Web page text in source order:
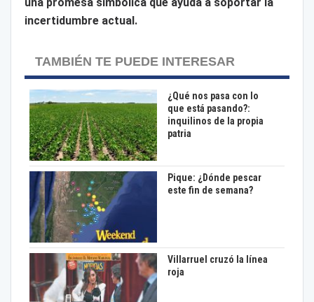
una promesa simbólica que ayuda a soportar la
incertidumbre actual.
TAMBIÉN TE PUEDE INTERESAR
¿Qué nos pasa con lo
que está pasando?:
inquilinos de la propia
patria
Pique: ¿Dónde pescar
este fin de semana?
Villarruel cruzó la línea
roja